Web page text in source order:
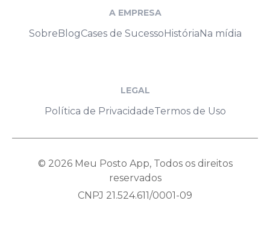
A EMPRESA
Sobre BlogCases de Sucesso História Na mídia
LEGAL
Política de PrivacidadeTermos de Uso
© 2026 Meu Posto App, Todos os direitos
reservados
CNPJ 21.524.611/0001-09